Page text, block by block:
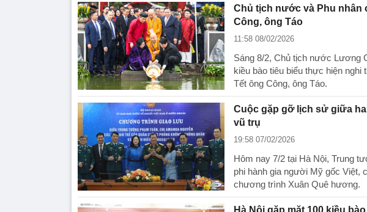
Chủ tịch nước và Phu nhân
Công, ông Táo
11:58 08/02/2026
Sáng 8/2, Chủ tịch nước Lương
kiều bào tiêu biểu thực hiện
Tết ông Công, ông Táo.
Cuộc gặp gỡ lịch sử giữa
vũ trụ
19:58 07/02/2026
Hôm nay 7/2 tại Hà Nội, Trung
phi hành gia người Mỹ gốc Việt,
chương trình Xuân Quê hương.